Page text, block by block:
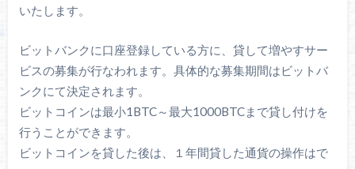
いたします。
ビットバンクに口座登録している方に、貸して増やすサー
ビスの募集が行なわれます。具体的な募集期間はビットバ
ンクにて決定されます。
ビットコインは最小1BTC～最大1000BTCまで貸し付けを
行うことができます。
ビットコインを貸した後は、１年間貸した通貨の操作はで